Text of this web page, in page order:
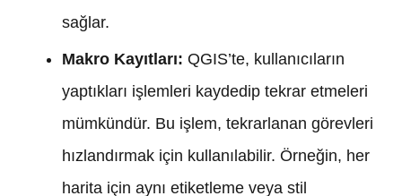
sağlar.
Makro Kayıtları: QGIS’te, kullanıcıların
yaptıkları işlemleri kaydedip tekrar etmeleri
mümkündür. Bu işlem, tekrarlanan görevleri
hızlandırmak için kullanılabilir. Örneğin, her
harita için aynı etiketleme veya stil